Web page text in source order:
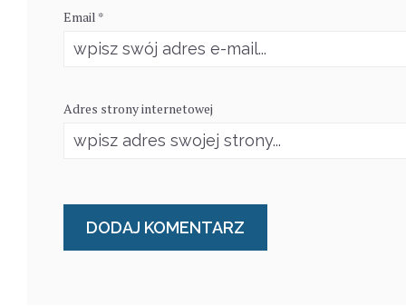
Email *
Adres strony internetowej